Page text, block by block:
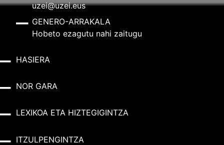
uzei@uzei.eus
GENERO-ARRAKALA
Hobeto ezagutu nahi zaitugu
HASIERA
NOR GARA
LEXIKOA ETA HIZTEGIGINTZA
ITZULPENGINTZA